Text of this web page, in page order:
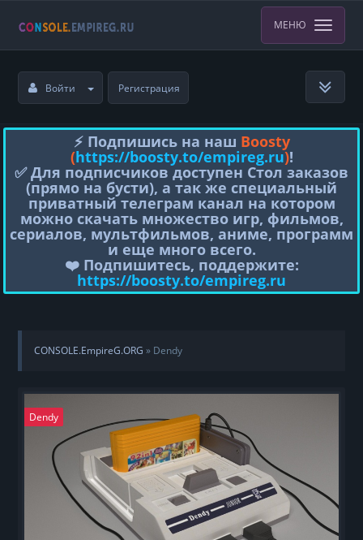
МЕНЮ
Войти Регистрация
⚡️ Подпишись на наш Boosty
(https://boosty.to/empireg.ru)!
✅ Для подписчиков доступен Стол заказов
(прямо на бусти), а так же специальный
приватный телеграм канал на котором
можно скачать множество игр, фильмов,
сериалов, мультфильмов, аниме, программ
и еще много всего.
❤️ Подпишитесь, поддержите:
https://boosty.to/empireg.ru
CONSOLE.EmpireG.ORG » Dendy
Dendy